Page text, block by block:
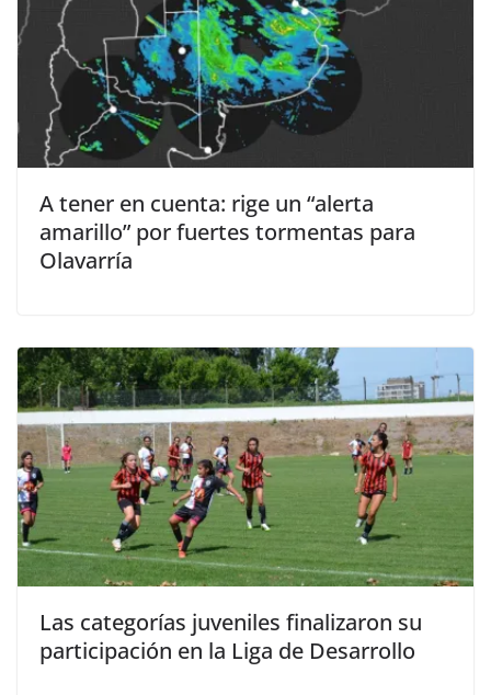
A tener en cuenta: rige un “alerta
amarillo” por fuertes tormentas para
Olavarría
Las categorías juveniles finalizaron su
participación en la Liga de Desarrollo